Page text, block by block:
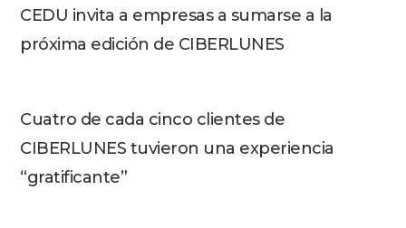
CEDU invita a empresas a sumarse a la
próxima edición de CIBERLUNES
Cuatro de cada cinco clientes de
CIBERLUNES tuvieron una experiencia
“gratificante”